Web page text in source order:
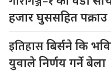
हजार घुससहित पक्राउ
इतिहासबिर्सने कि
युवाले निर्णय गर्ने बेला